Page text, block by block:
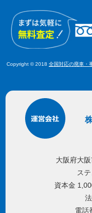
Copyright © 2018 全国対応の廃車・
大阪府大
ス
資本金
電話